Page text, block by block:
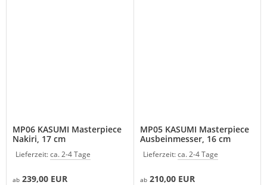
MP06 KASUMI Masterpiece
Nakiri, 17 cm
Lieferzeit:ca. 2-4 Tage
ab 239,00 EUR
MP05 KASUMI Masterpiece
Ausbeinmesser, 16 cm
Lieferzeit:ca. 2-4 Tage
ab 210,00 EUR